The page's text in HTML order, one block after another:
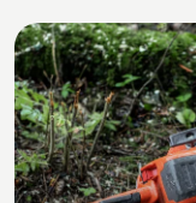
Todos
os
produtos